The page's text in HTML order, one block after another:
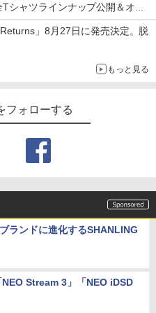
シャツラインナップ公開＆オン
」8月27日に発売決定。脱
もっと見る
フォローする
ランドに進化するSHANLING
Stream 3」「NEO iDSD